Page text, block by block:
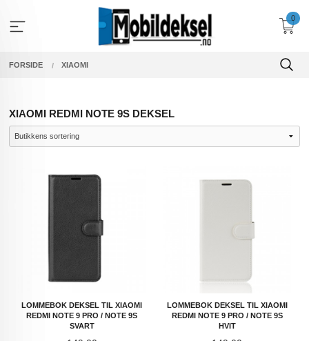
innholdet
0
FORSIDE XIAOMI
XIAOMI REDMI NOTE 9S DEKSEL
LOMMEBOK DEKSEL TIL XIAOMI
REDMI NOTE 9 PRO / NOTE 9S
SVART
LOMMEBOK DEKSEL TIL XIAOMI
REDMI NOTE 9 PRO / NOTE 9S
HVIT